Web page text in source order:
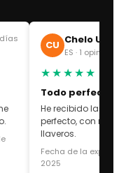
CU Chelo
ES · 1 opinión
★★★★★
Todo perfecto
He recibido las
perfecto, con
llaveros.
Fecha de la
2025